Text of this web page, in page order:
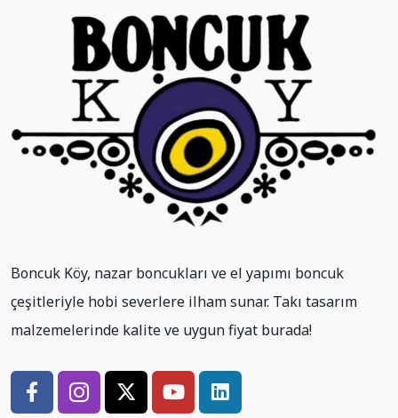
Boncuk Köy, nazar boncukları ve el yapımı boncuk
çeşitleriyle hobi severlere ilham sunar. Takı tasarım
malzemelerinde kalite ve uygun fiyat burada!